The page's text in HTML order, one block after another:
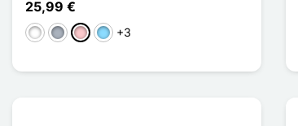
25,99 €
Valkoinen
HarmaaPinkkiBleu Clair
+3